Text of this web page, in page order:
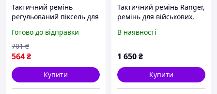
Тактичний ремінь
регульований піксель для
для надійної фіксації
KVI_12
Готово до відправки
564₴
701 ₴
Купити
Тактичний ремінь Ranger,
ремінь для військових,
піксель, військовий
ремінь мультикам
В наявності
1 650₴
Купити